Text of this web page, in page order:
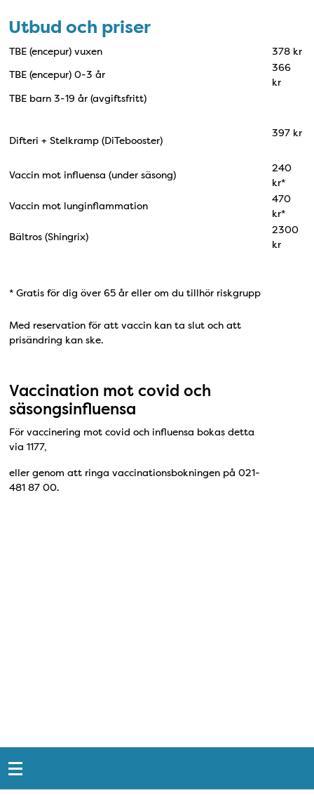
Utbud och priser
TBE (encepur) vuxen
378 kr
TBE (encepur) 0-3 år
366
kr
TBE barn 3-19 år (avgiftsfritt)
Difteri + Stelkramp (DiTebooster)
397 kr
Vaccin mot influensa (under säsong)
240
kr*
Vaccin mot lunginflammation
470
kr*
Bältros (Shingrix)
2300
kr
* Gratis för dig över 65 år eller om du tillhör riskgrupp
Med reservation för att vaccin kan ta slut och att
prisändring kan ske.
Vaccination mot covid och
säsongsinfluensa
För vaccinering mot covid och influensa bokas detta
via 1177,
eller genom att ringa vaccinationsbokningen på 021-
481 87 00.
Snabblänkar